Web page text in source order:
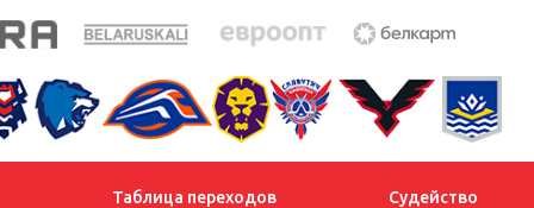
Таблица переходов Судейство